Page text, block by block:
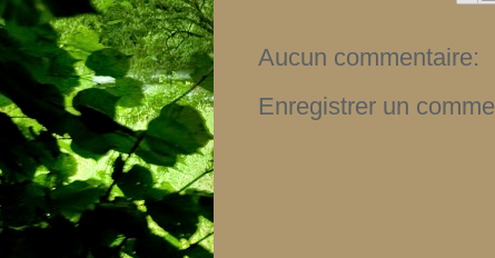
Aucun commentaire:
Enregistrer un